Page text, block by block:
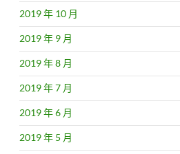
2019 年 10 月
2019 年 9 月
2019 年 8 月
2019 年 7 月
2019 年 6 月
2019 年 5 月